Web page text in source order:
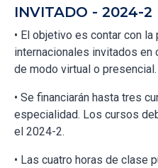
INVITADO - 2024-2
• El objetivo es contar con
internacionales invitados en
de modo virtual o presencial.
• Se financiarán hasta tres
especialidad. Los cursos
el 2024-2.
• Las cuatro horas de clase